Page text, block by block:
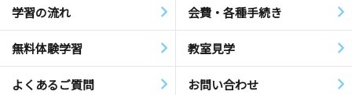
学習の流れ 会費・各種手続き
無料体験学習 教室見学
よくあるご質問 お問い合わせ